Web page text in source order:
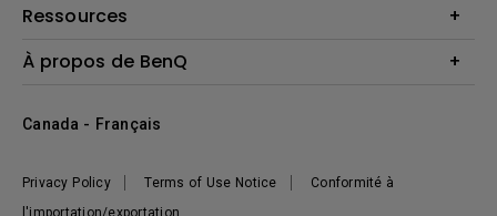
Haut-parleur
Contactez-nous
Recycling
Ressources
Centre de connaissances
À propos de BenQ
Développement durable
Privacy Policy
Terms of Use Notice
Conformité à
l'importation/exportation
Canada - Français